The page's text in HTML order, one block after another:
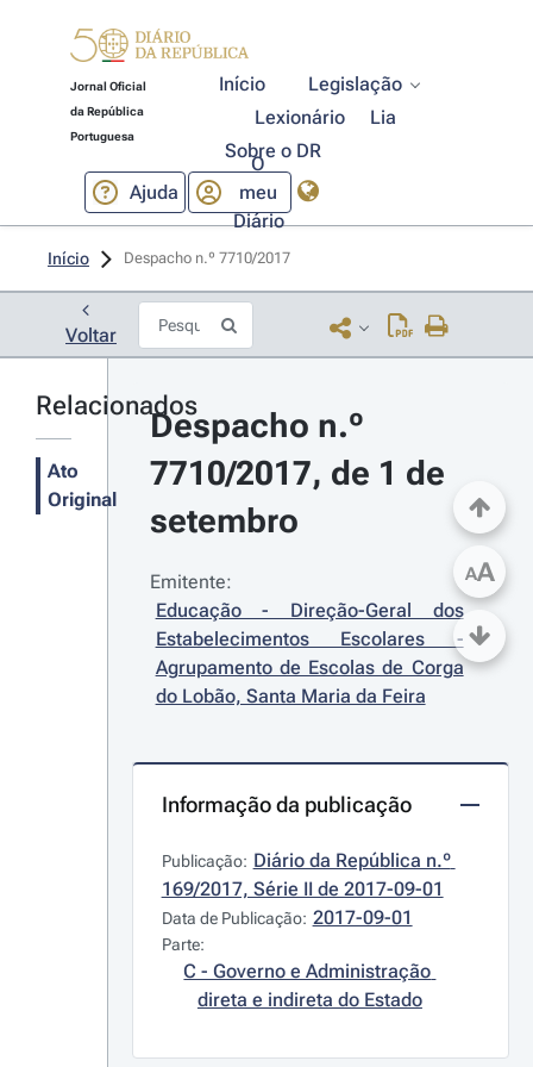
Jornal Oficial
da República
Portuguesa
Início
Legislação
Lexionário
Lia
Sobre o DR
Ajuda
O
meu
Diário
Início Despacho n.º 7710/2017
Voltar
Relacionados
Ato
Original
Despacho n.º
7710/2017, de 1 de
setembro
Emitente:
Educação - Direção-Geral dos
Estabelecimentos Escolares -
Agrupamento de Escolas de Corga
do Lobão, Santa Maria da Feira
Informação da publicação
Publicação: Diário da República n.º
169/2017, Série II de 2017-09-01
Data de Publicação: 2017-09-01
Parte:
C - Governo e Administração
direta e indireta do Estado
AA